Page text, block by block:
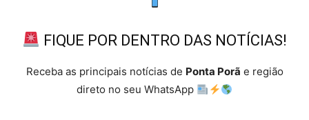
FIQUE POR DENTRO DAS NOTÍCIAS!
Receba as principais notícias de Ponta Porã e região
direto no seu WhatsApp